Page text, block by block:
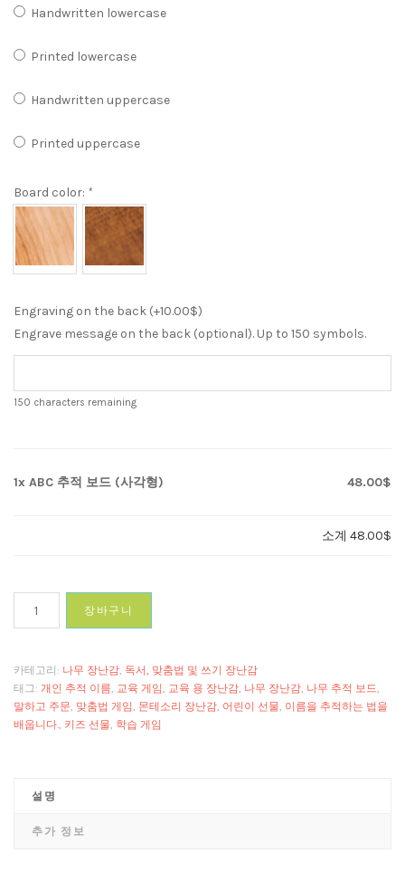
Handwritten lowercase
Printed lowercase
Handwritten uppercase
Printed uppercase
Board color: *
Engraving on the back (+10.00$)
Engrave message on the back (optional). Up to 150 symbols.
150 characters remaining
1x ABC 추적 보드 (사각형) 48.00$
소계 48.00$
보
드
(사
각
장바구니
카테고리: 나무 장난감, 독서, 맞춤법 및 쓰기 장난감
태그: 개인 추적 이름, 교육 게임, 교육 용 장난감, 나무 장난감, 나무 추적 보드,
말하고 주문, 맞춤법 게임, 몬테소리 장난감, 어린이 선물, 이름을 추적하는 법을
배웁니다., 키즈 선물, 학습 게임
설명
추가 정보